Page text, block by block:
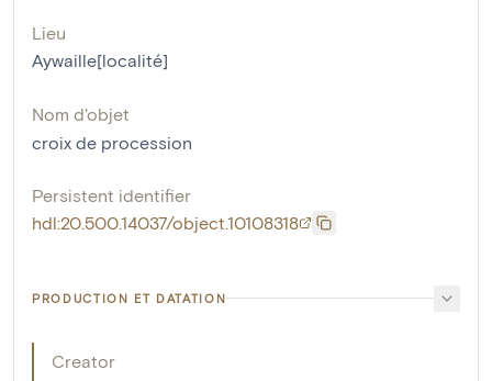
Lieu
Aywaille[localité]
Nom d'objet
croix de procession
Persistent identifier
hdl:20.500.14037/object.10108318
PRODUCTION ET DATATION
Creator